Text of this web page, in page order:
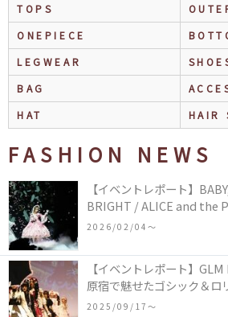
TOPS
ONEPIECE
LEGWEAR
BAG
HAT
HAIR
FASHION NEWS
【イベントレポート】
BRIGHT / ALICE and the
COLLECTION in TOKYO
2026/02/04〜
【イベントレポート】
原宿で魅せたゴシック＆ロ
2025/09/17〜